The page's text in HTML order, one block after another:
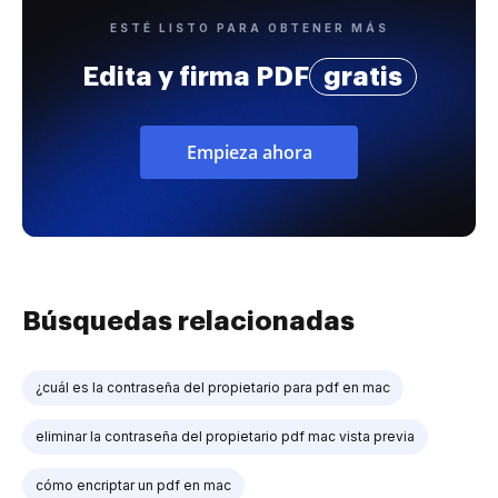
ESTÉ LISTO PARA OBTENER MÁS
Edita y firma PDF gratis
Empieza ahora
Búsquedas relacionadas
¿cuál es la contraseña del propietario para pdf en mac
eliminar la contraseña del propietario pdf mac vista previa
cómo encriptar un pdf en mac